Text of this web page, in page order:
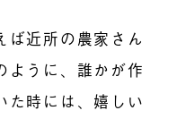
ば近所の農家さん
ように、誰かが作
た時には、嬉しい